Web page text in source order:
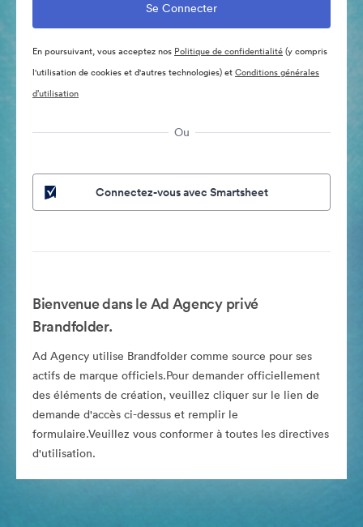
En poursuivant, vous acceptez nos Politique de confidentialité(y compris
l'utilisation de cookies et d'autres technologies) etConditions générales
d’utilisation
Ou
Connectez-vous avec Smartsheet
Bienvenue dans le Ad Agency privé
Brandfolder.
Ad Agency utilise Brandfolder comme source pour ses
actifs de marque officiels.Pour demander officiellement
des éléments de création, veuillez cliquer sur le lien de
demande d'accès ci-dessus et remplir le
formulaire.Veuillez vous conformer à toutes les directives
d'utilisation.